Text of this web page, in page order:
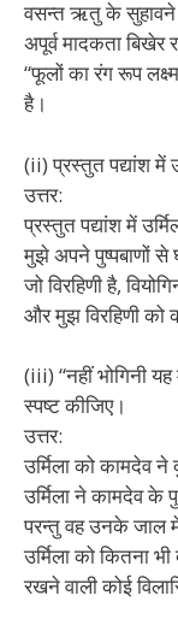
वसन्त ऋतु के
अपूर्व मादकता बिखेर
“फूलों का रंग रूप
है।
(ii) प्रस्तुत पद्यांश में
उत्तर:
प्रस्तुत पद्यांश में
मुझे अपने पुष्पबाणों से
जो विरहिणी है,
और मुझ विरहिणी को
(iii) “नहीं भोगिनी
स्पष्ट कीजिए।
उत्तर:
उर्मिला को कामदेव
उर्मिला ने कामदेव के
परन्तु वह उनके जाल
उर्मिला को कितना
रखने वाली कोई